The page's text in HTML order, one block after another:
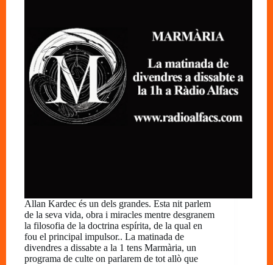
Allan Kardec és un dels grandes. Esta nit parlem
de la seva vida, obra i miracles mentre desgranem
la filosofia de la doctrina espírita, de la qual en
fou el principal impulsor.. La matinada de
divendres a dissabte a la 1 tens Marmària, un
programa de culte on parlarem de tot allò que